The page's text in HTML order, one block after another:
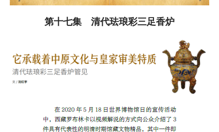
第十七集 清代珐琅彩三足香炉